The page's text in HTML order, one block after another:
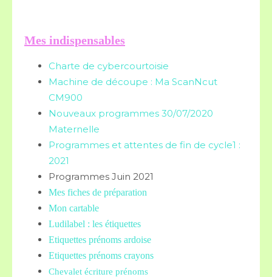
Mes indispensables
Charte de cybercourtoisie
Machine de découpe : Ma ScanNcut
CM900
Nouveaux programmes 30/07/2020
Maternelle
Programmes et attentes de fin de cycle1 :
2021
Programmes Juin 2021
Mes fiches de préparation
Mon cartable
Ludilabel : les étiquettes
Etiquettes prénoms ardoise
Etiquettes prénoms crayons
Chevalet écriture prénoms